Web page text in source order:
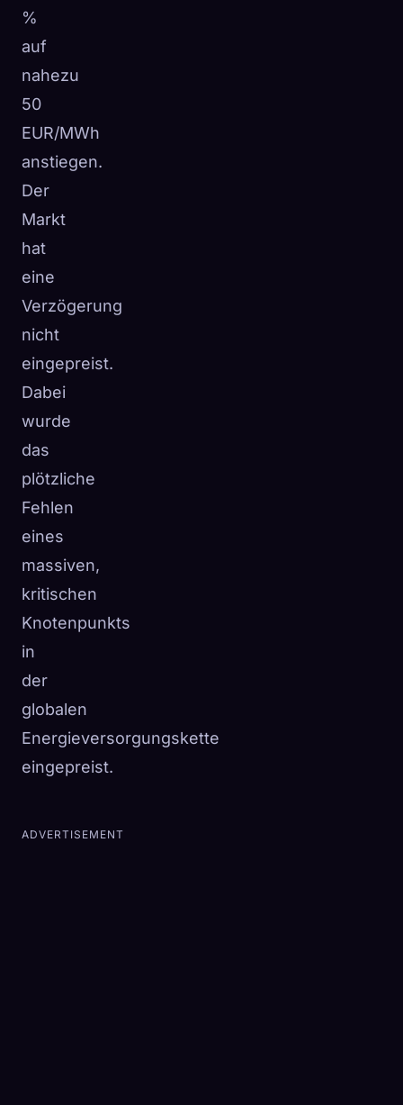
%
auf
nahezu
50
EUR/MWh
anstiegen.
Der
Markt
hat
eine
Verzögerung
nicht
eingepreist.
Dabei
wurde
das
plötzliche
Fehlen
eines
massiven,
kritischen
Knotenpunkts
in
der
globalen
Energieversorgungskette
eingepreist.
ADVERTISEMENT